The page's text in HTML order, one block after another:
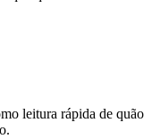
leitura rápida de quão